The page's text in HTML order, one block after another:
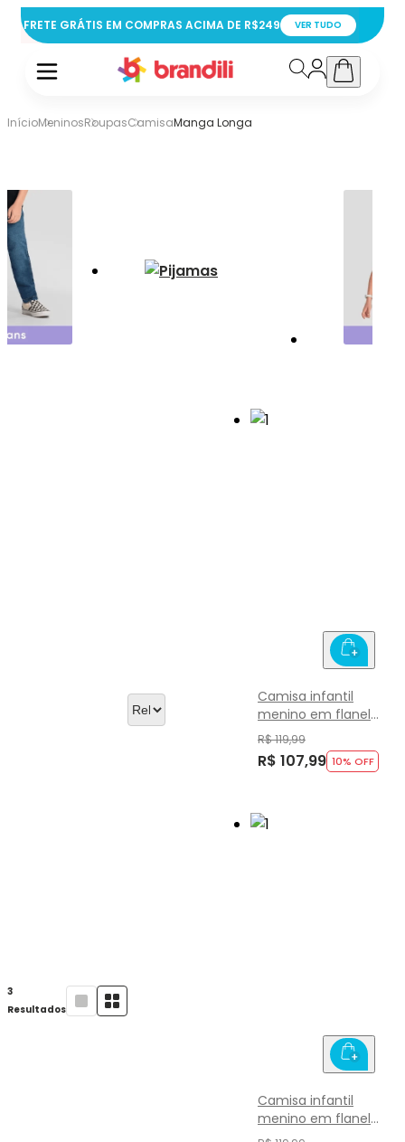
FRETE GRÁTIS EM COMPRAS ACIMA DE R$249 VER TUDO
InícioMeninosRoupasCamisaManga Longa
3
Resultados
Camisa infantil
menino em flanela
xadrez Brandili
R$ 119,99
R$ 107,99 10% OFF
Camisa infantil
menino em flanela
xadrez Brandili